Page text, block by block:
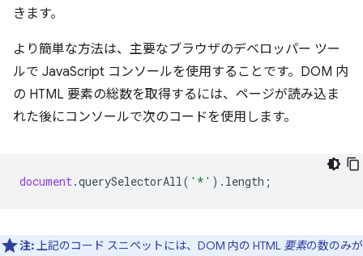
きます。
より簡単な方法は、主要なブラウザのデベロッパー ツー
ルで JavaScript コンソールを使用することです。DOM 内
の HTML 要素の総数を取得するには、ページが読み込ま
れた後にコンソールで次のコードを使用します。
document.querySelectorAll( '*' ). length ;
注:上記のコード スニペットには、DOM 内の HTML 要素の数のみが